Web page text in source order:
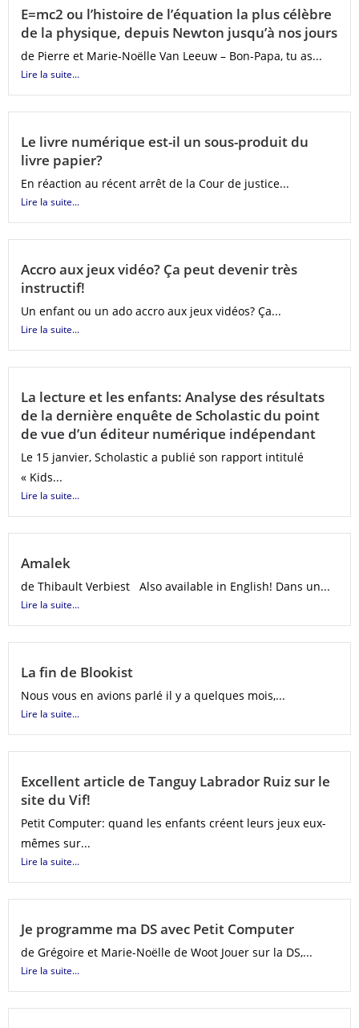
E=mc2 ou l’histoire de l’équation la plus célèbre
de la physique, depuis Newton jusqu’à nos jours
de Pierre et Marie-Noëlle Van Leeuw – Bon-Papa, tu as...
Lire la suite...
Le livre numérique est-il un sous-produit du
livre papier?
En réaction au récent arrêt de la Cour de justice...
Lire la suite...
Accro aux jeux vidéo? Ça peut devenir très
instructif!
Un enfant ou un ado accro aux jeux vidéos? Ça...
Lire la suite...
La lecture et les enfants: Analyse des résultats
de la dernière enquête de Scholastic du point
de vue d’un éditeur numérique indépendant
Le 15 janvier, Scholastic a publié son rapport intitulé
« Kids...
Lire la suite...
Amalek
de Thibault Verbiest Also available in English! Dans un...
Lire la suite...
La fin de Blookist
Nous vous en avions parlé il y a quelques mois,...
Lire la suite...
Excellent article de Tanguy Labrador Ruiz sur le
site du Vif!
Petit Computer: quand les enfants créent leurs jeux eux-
mêmes sur...
Lire la suite...
Je programme ma DS avec Petit Computer
de Grégoire et Marie-Noëlle de Woot Jouer sur la DS,...
Lire la suite...